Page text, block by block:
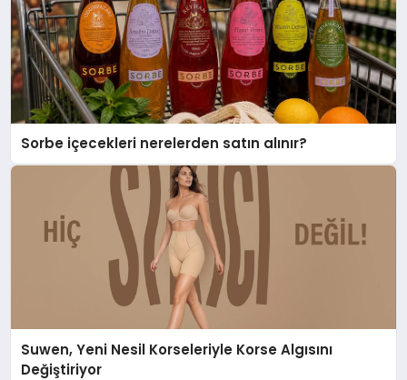
Sorbe içecekleri nerelerden satın alınır?
Suwen, Yeni Nesil Korseleriyle Korse Algısını
Değiştiriyor